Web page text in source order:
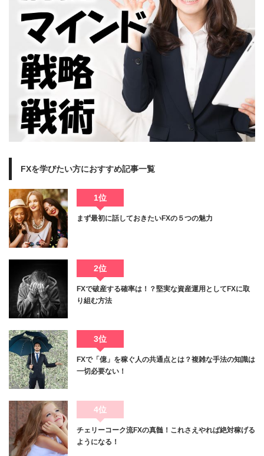
FXを学びたい方におすすめ記事一覧
1位
まず最初に話しておきたいFXの５つの魅力
2位
FXで破産する確率は！？堅実な資産運用としてFXに取
り組む方法
3位
FXで「億」を稼ぐ人の共通点とは？複雑な手法の知識は
一切必要ない！
4位
チェリーコーク流FXの真髄！これさえやれば絶対稼げる
ようになる！